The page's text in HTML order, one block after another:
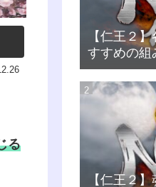
る
【仁王２
すすめの組
【仁王２